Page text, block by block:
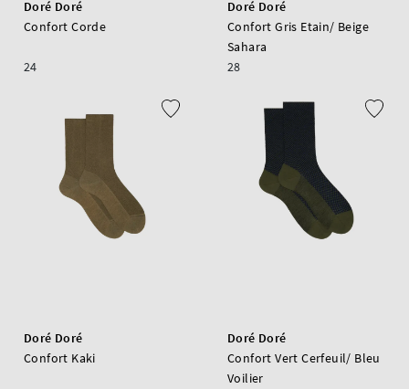
Doré Doré
Confort Corde
24
Doré Doré
Confort Gris Etain/ Beige
Sahara
28
Doré Doré
Confort Kaki
Doré Doré
Confort Vert Cerfeuil/ Bleu
Voilier